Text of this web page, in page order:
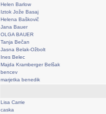
Helen Barlow
Iztok Jože Basaj
Helena Baškovič
Jana Bauer
OLGA BAUER
Tanja Bečan
Jasna Belak-Ožbolt
Ines Belec
Majda Kramberger Belšak
bencev
marjetka benedik
Lisa Carrie
caska